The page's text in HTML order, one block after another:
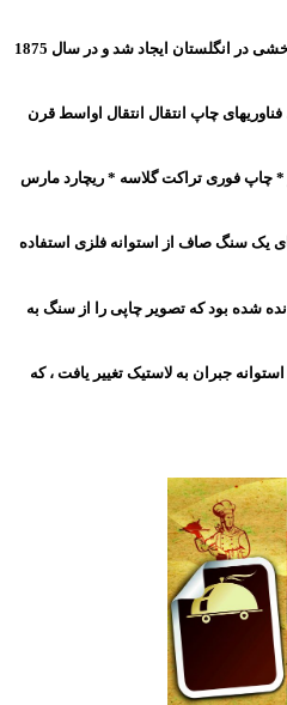
اولین چاپ چاپ سنگ چاپی افست چرخشی در انگلستان ایجاد شد و در سال 1875
چاپ انتقال انتقال اواسط قرن
* چاپ فوری تراکت گلاسه * ریچارد مارس
جای یک سنگ صاف از استوانه فلزی استفاده
شده بود که تصویر چاپی را از سنگ به
جبران به لاستیک تغییر یافت ،که